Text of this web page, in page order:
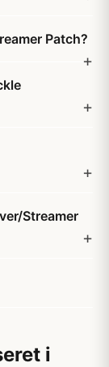
Patch?
Streamer
i